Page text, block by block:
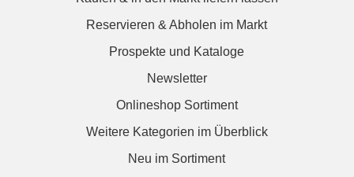
Reservieren & Abholen im Markt
Prospekte und Kataloge
Newsletter
Onlineshop Sortiment
Weitere Kategorien im Überblick
Neu im Sortiment